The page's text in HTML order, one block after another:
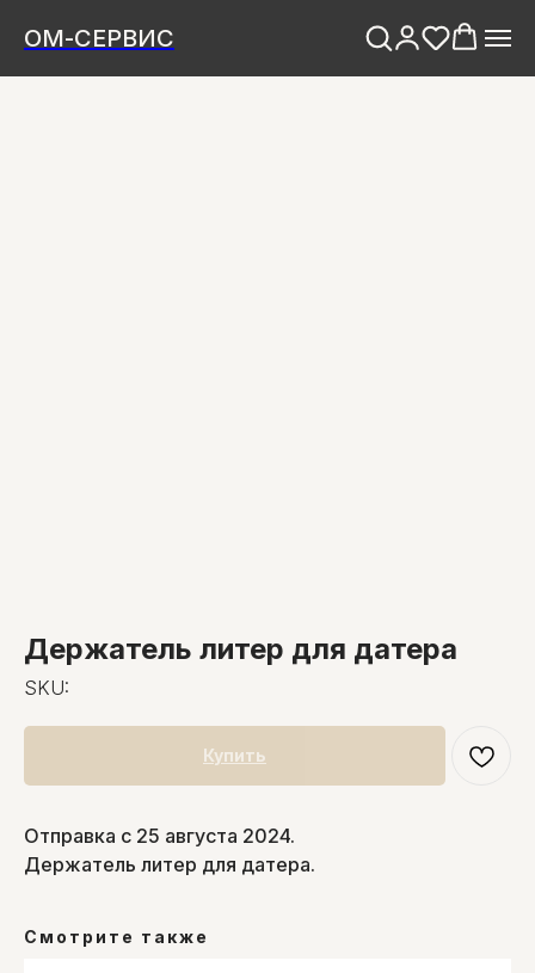
ОМ-СЕРВИС
Держатель литер для датера
SKU:
Купить
Отправка с 25 августа 2024.
Держатель литер для датера.
Смотрите также